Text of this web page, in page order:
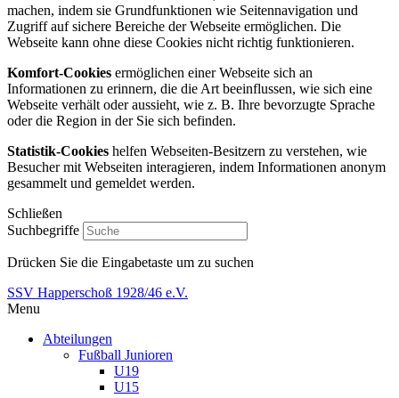
machen, indem sie Grundfunktionen wie Seitennavigation und
Zugriff auf sichere Bereiche der Webseite ermöglichen. Die
Webseite kann ohne diese Cookies nicht richtig funktionieren.
Komfort-Cookies ermöglichen einer Webseite sich an
Informationen zu erinnern, die die Art beeinflussen, wie sich eine
Webseite verhält oder aussieht, wie z. B. Ihre bevorzugte Sprache
oder die Region in der Sie sich befinden.
Statistik-Cookies helfen Webseiten-Besitzern zu verstehen, wie
Besucher mit Webseiten interagieren, indem Informationen anonym
gesammelt und gemeldet werden.
Schließen
Suchbegriffe
Drücken Sie die Eingabetaste um zu suchen
SSV Happerschoß 1928/46 e.V.
Menu
Abteilungen
Fußball Junioren
U19
U15